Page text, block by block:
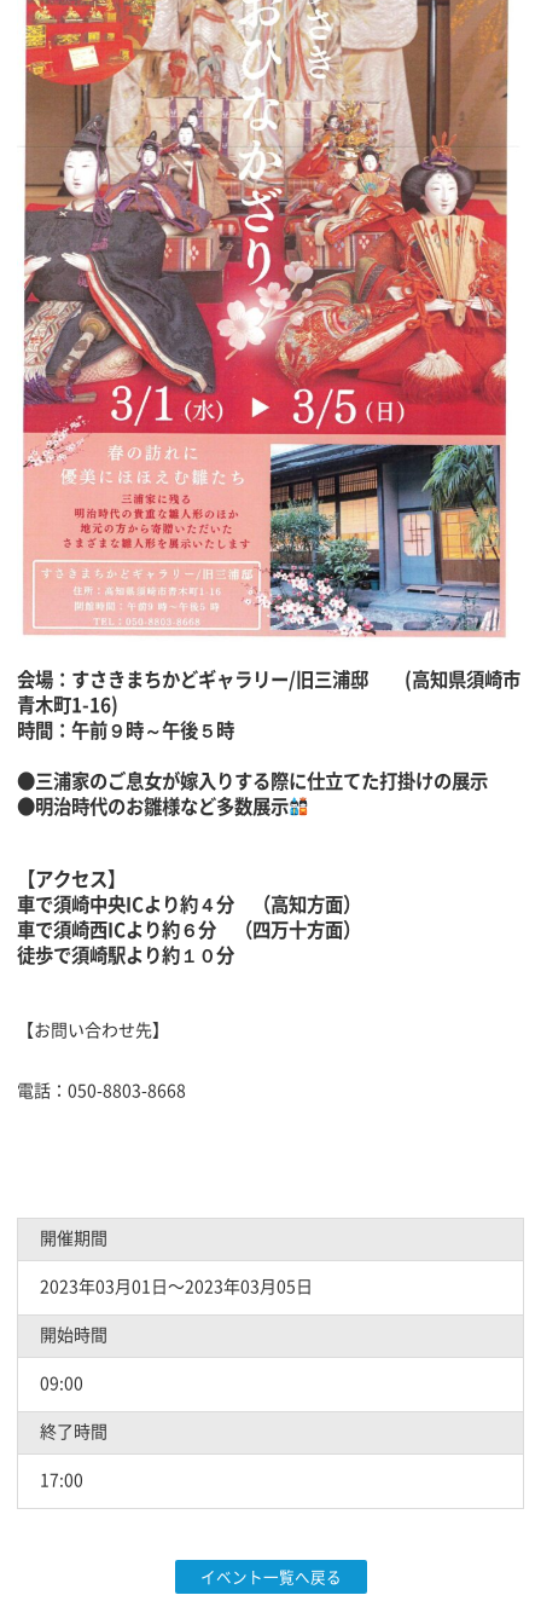
会場：すさきまちかどギャラリー/旧三浦邸 (高知県須崎市
青木町1-16)
時間：午前９時～午後５時
●三浦家のご息女が嫁入りする際に仕立てた打掛けの展示
●明治時代のお雛様など多数展示
【アクセス】
車で須崎中央ICより約４分 （高知方面）
車で須崎西ICより約６分 （四万十方面）
徒歩で須崎駅より約１０分
【お問い合わせ先】
電話：050-8803-8668
開催期間
2023年03月01日〜2023年03月05日
開始時間
09:00
終了時間
17:00
イベント一覧へ戻る